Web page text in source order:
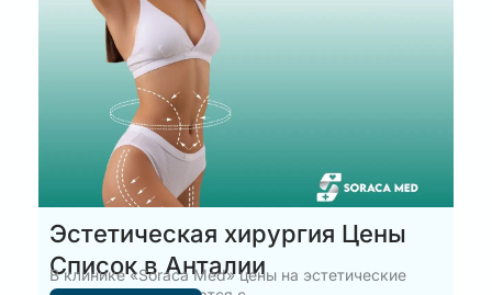
Эстетическая хирургия Цены
Список в Анталии
В клинике «Soraca Med» цены на эстетические